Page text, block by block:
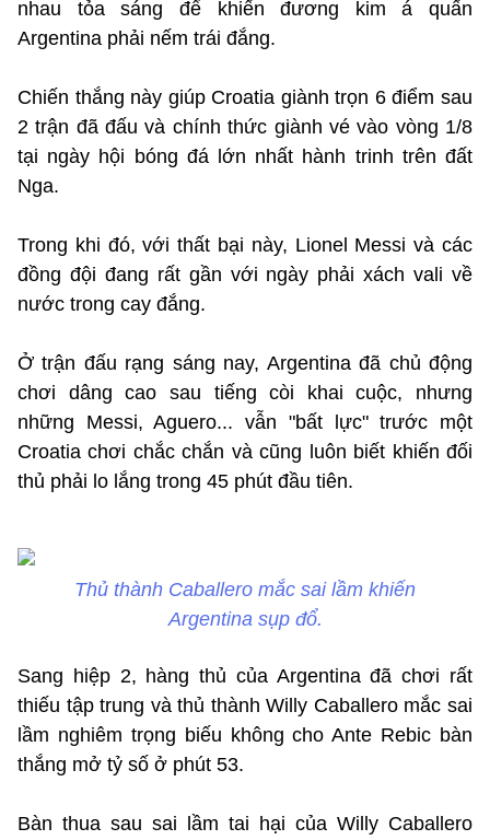
nhau tỏa sáng để khiến đương kim á quấn
Argentina phải nếm trái đắng.
Chiến thắng này giúp Croatia giành trọn 6 điểm sau
2 trận đã đấu và chính thức giành vé vào vòng 1/8
tại ngày hội bóng đá lớn nhất hành trinh trên đất
Nga.
Trong khi đó, với thất bại này, Lionel Messi và các
đồng đội đang rất gần với ngày phải xách vali về
nước trong cay đắng.
Ở trận đấu rạng sáng nay, Argentina đã chủ động
chơi dâng cao sau tiếng còi khai cuộc, nhưng
những Messi, Aguero... vẫn "bất lực" trước một
Croatia chơi chắc chắn và cũng luôn biết khiến đối
thủ phải lo lắng trong 45 phút đầu tiên.
Thủ thành Caballero mắc sai lầm khiến
Argentina sụp đổ.
Sang hiệp 2, hàng thủ của Argentina đã chơi rất
thiếu tập trung và thủ thành Willy Caballero mắc sai
lầm nghiêm trọng biếu không cho Ante Rebic bàn
thắng mở tỷ số ở phút 53.
Bàn thua sau sai lầm tai hại của Willy Caballero